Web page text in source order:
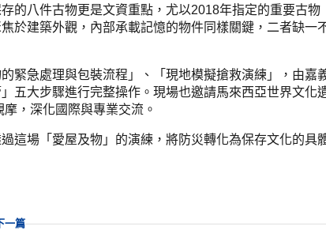
的八件古物更是文資重點，尤以2018年指定的重要古物
於建築外觀，內部承載記憶的物件同樣關鍵，二者缺一
緊急處理與包裝流程」、「現地模擬搶救演練」，由嘉
五大步驟進行完整操作。現場也邀請馬來西亞世界文化
，深化國際與專業交流。
這場「愛屋及物」的演練，將防災轉化為保存文化的具
一篇